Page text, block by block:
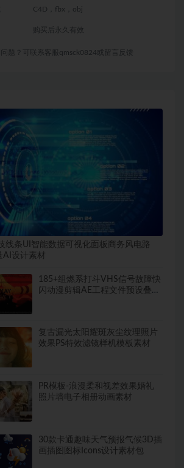
C4D，fbx，obj
购买后永久有效
问题？可联系客服qmsck0824或留言反馈
线条UI智能数据可视化面板商务风电路
AI设计素材
185+组燃系打斗VHS信号故障快
闪动漫剪辑AE工程文件预设叠加
复古漏光太阳耀斑灰尘纹理照片
效果PS特效滤镜样机模板素材
PR模板-浪漫柔和视差效果婚礼
照片墙电子相册动画素材
30款卡通趣味天气预报气候3D插
画插图图标Icons设计素材包